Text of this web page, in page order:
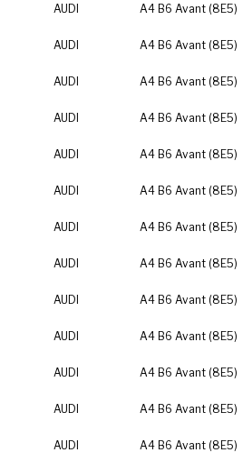
AUDI
A4 B6 Avant (8E5)
AUDI
A4 B6 Avant (8E5)
AUDI
A4 B6 Avant (8E5)
AUDI
A4 B6 Avant (8E5)
AUDI
A4 B6 Avant (8E5)
AUDI
A4 B6 Avant (8E5)
AUDI
A4 B6 Avant (8E5)
AUDI
A4 B6 Avant (8E5)
AUDI
A4 B6 Avant (8E5)
AUDI
A4 B6 Avant (8E5)
AUDI
A4 B6 Avant (8E5)
AUDI
A4 B6 Avant (8E5)
AUDI
A4 B6 Avant (8E5)